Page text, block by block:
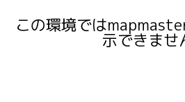
この環境では
示できませ